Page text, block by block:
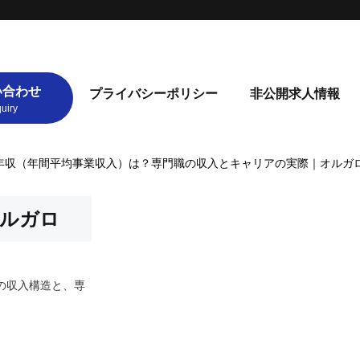
わせ プライバシーポリシー 非公開求人情報
収（年間平均事業収入）は？専門職の収入とキャリアの実際｜オルガ
ガロ
収入構造と、専